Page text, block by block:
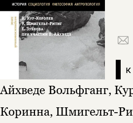
Айхведе Вольфганг,
Коринна, Шмигельт-